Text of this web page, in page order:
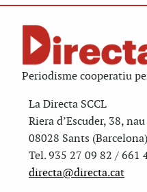
Periodisme cooperatiu
La Directa SCCL
Riera d’Escuder, 38,
08028 Sants (Barcelona)
Tel. 935 27 09 82 / 661
directa@directa.cat